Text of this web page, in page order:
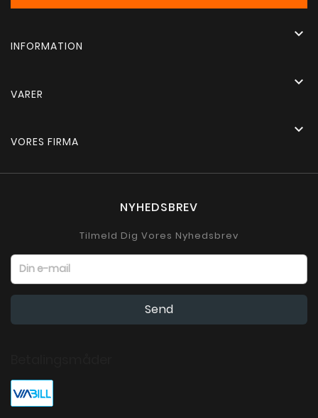
INFORMATION

VARER

VORES FIRMA

NYHEDSBREV
Tilmeld Dig Vores Nyhedsbrev